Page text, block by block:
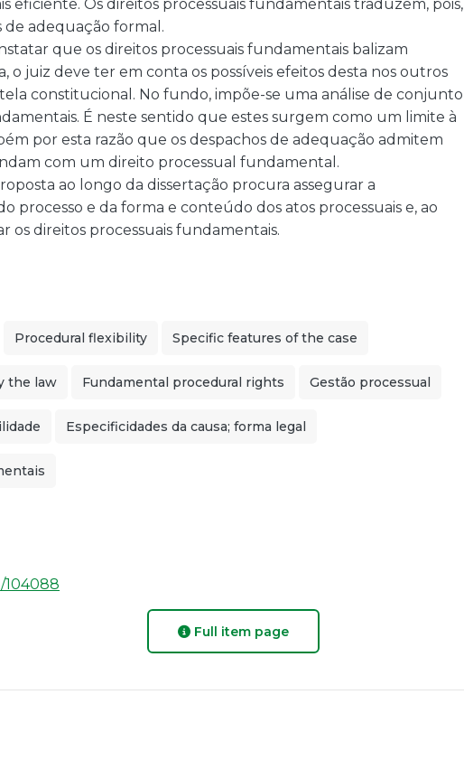
eficiente. Os direitos processuais fundamentais traduzem, pois,
adequação formal.
que os direitos processuais fundamentais balizam
o juiz deve ter em conta os possíveis efeitos desta nos outros
constitucional. No fundo, impõe-se uma análise de conjunto
É neste sentido que estes surgem como um limite à
por esta razão que os despachos de adequação admitem
com um direito processual fundamental.
ao longo da dissertação procura assegurar a
processo e da forma e conteúdo dos atos processuais e, ao
os direitos processuais fundamentais.
Procedural flexibility Specific features of the case
the law Fundamental procedural rights Gestão processual
Especificidades da causa; forma legal
104088
Full item page